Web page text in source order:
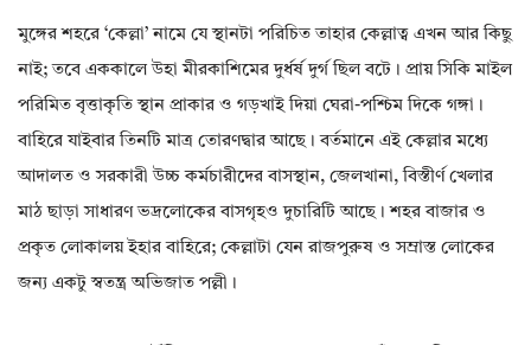
মুঙ্গের শহরে ‘কেল্লা’ নামে যে স্থানটা পরিচিত তাহার কেল্লাত্ব এখন আর কিছু
নাই; তবে এককালে উহা মীরকাশিমের দুর্ধর্ষ দুর্গ ছিল বটে। প্রায় সিকি মাইল
পরিমিত বৃত্তাকৃতি স্থান প্রাকার ও গড়খাই দিয়া ঘেরা-পশ্চিম দিকে গঙ্গা।
বাহিরে যাইবার তিনটি মাত্র তোরণদ্বার আছে। বর্তমানে এই কেল্লার মধ্যে
আদালত ও সরকারী উচ্চ কর্মচারীদের বাসস্থান‌, জেলখানা‌, বিস্তীর্ণ খেলার
মাঠ ছাড়া সাধারণ ভদ্রলোকের বাসগৃহও দুচারিটি আছে। শহর বাজার ও
প্রকৃত লোকালয় ইহার বাহিরে; কেল্লাটা যেন রাজপুরুষ ও সম্রাস্ত লোকের
জন্য একটু স্বতন্ত্র অভিজাত পল্লী।